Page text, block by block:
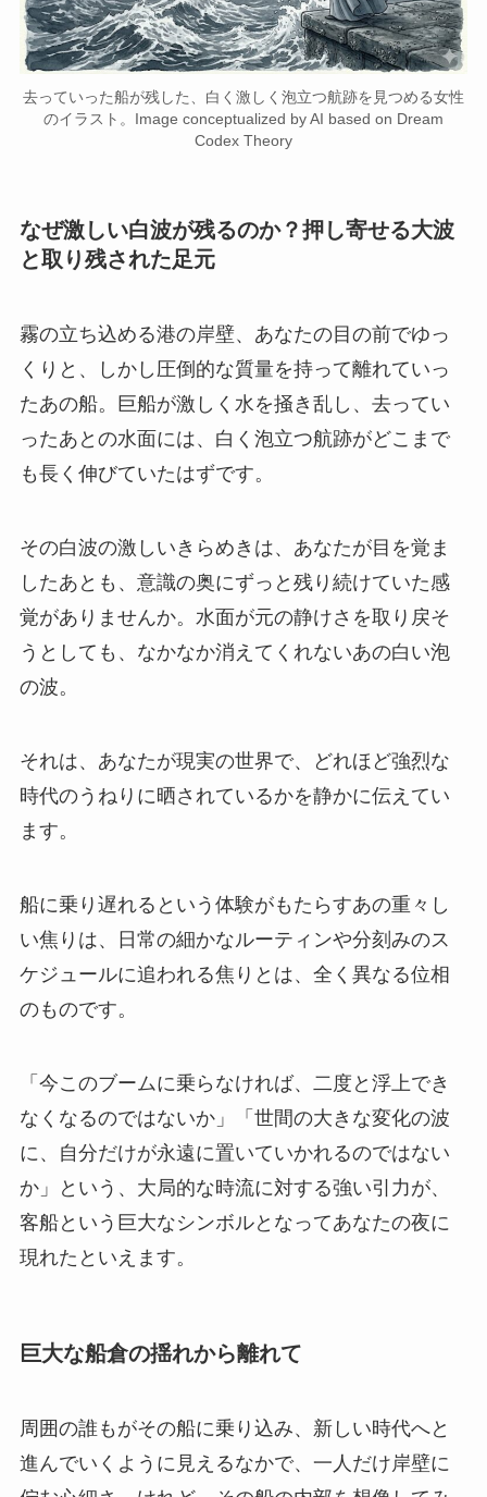
去っていった船が残した、白く激しく泡立つ航跡を見つめる女性
のイラスト。Image conceptualized by AI based on Dream
Codex Theory
なぜ激しい白波が残るのか？押し寄せる大波
と取り残された足元
霧の立ち込める港の岸壁、あなたの目の前でゆっ
くりと、しかし圧倒的な質量を持って離れていっ
たあの船。巨船が激しく水を掻き乱し、去ってい
ったあとの水面には、白く泡立つ航跡がどこまで
も長く伸びていたはずです。
その白波の激しいきらめきは、あなたが目を覚ま
したあとも、意識の奥にずっと残り続けていた感
覚がありませんか。水面が元の静けさを取り戻そ
うとしても、なかなか消えてくれないあの白い泡
の波。
それは、あなたが現実の世界で、どれほど強烈な
時代のうねりに晒されているかを静かに伝えてい
ます。
船に乗り遅れるという体験がもたらすあの重々し
い焦りは、日常の細かなルーティンや分刻みのス
ケジュールに追われる焦りとは、全く異なる位相
のものです。
「今このブームに乗らなければ、二度と浮上でき
なくなるのではないか」「世間の大きな変化の波
に、自分だけが永遠に置いていかれるのではない
か」という、大局的な時流に対する強い引力が、
客船という巨大なシンボルとなってあなたの夜に
現れたといえます。
巨大な船倉の揺れから離れて
周囲の誰もがその船に乗り込み、新しい時代へと
進んでいくように見えるなかで、一人だけ岸壁に